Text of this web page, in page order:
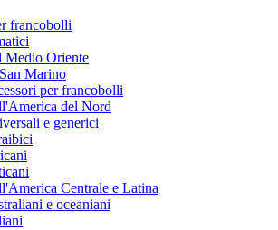
francobolli
Medio Oriente
Marino
per francobolli
del Nord
e generici
Centrale e Latina
e oceaniani